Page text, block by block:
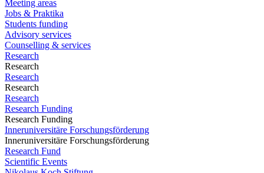
Meeting areas
Jobs & Praktika
Students funding
Advisory services
Counselling & services
Research
Research
Research
Research
Research
Research Funding
Research Funding
Inneruniversitäre Forschungsförderung
Inneruniversitäre Forschungsförderung
Research Fund
Scientific Events